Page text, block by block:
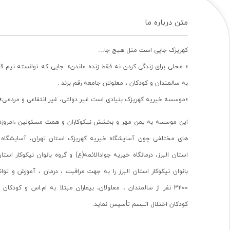
متن درباره ما
کهریزک جایی است مثل هیچ جا…
« محلی برای زندگی کردن نه فقط زنده ماندن». جایی که توانسته نیم
به سالمندان و کودکان ، معلولان جامعه رقم بزند .
«موسسه خیریه کهریزک بنیادی است غیر دولتی، غیر انتفاعی و
این موسسه به یمن مهر و بخشش نیکوکاران و همت مسئولین
های مختلفی چون آسایشگاه خیریه کهریزک استان تهران،
استان البرز، درمانگاه خیریه جوادالائمه(ع) و گروه بانوان نیکوکار
بانوان نیکوکار استان البرز را به جهت مراقبت ، درمان ، آموزش و
3200 نفر از سالمندان ، معلولان، بیماران مبتلا به ام.اس و
کودکان اختلال اتیسم تأسیس نماید.